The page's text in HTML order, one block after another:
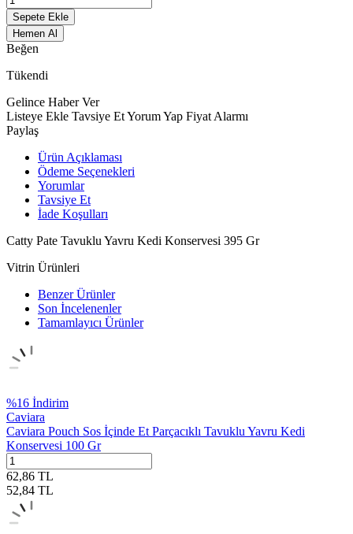
Sepete Ekle
Hemen Al
Beğen
Tükendi
Gelince Haber Ver
Listeye Ekle Tavsiye EtYorum Yap Fiyat Alarmı
Paylaş
Ürün Açıklaması
Ödeme Seçenekleri
Yorumlar
Tavsiye Et
İade Koşulları
Catty Pate Tavuklu Yavru Kedi Konservesi 395 Gr
Vitrin Ürünleri
Benzer Ürünler
Son İncelenenler
Tamamlayıcı Ürünler
%16 İndirim
Caviara
Caviara Pouch Sos İçinde Et Parçacıklı Tavuklu Yavru Kedi
Konservesi 100 Gr
62,86 TL
52,84 TL